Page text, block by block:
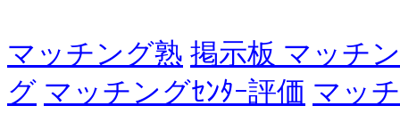
マッチング熟 掲示板 マッチ
グ マッチングｾﾝﾀｰ評価 マッ